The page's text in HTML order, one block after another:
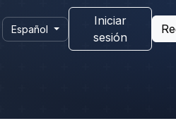
Español
Iniciar
sesión